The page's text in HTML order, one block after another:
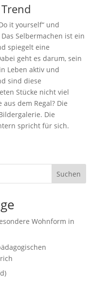
it yourself“ und
Selbermachen ist ein
spiegelt eine
geht es darum, sein
Leben aktiv und
sind diese
Stücke nicht viel
dem Regal? Die
Die
spricht für sich.
Suchen
Wohnform in